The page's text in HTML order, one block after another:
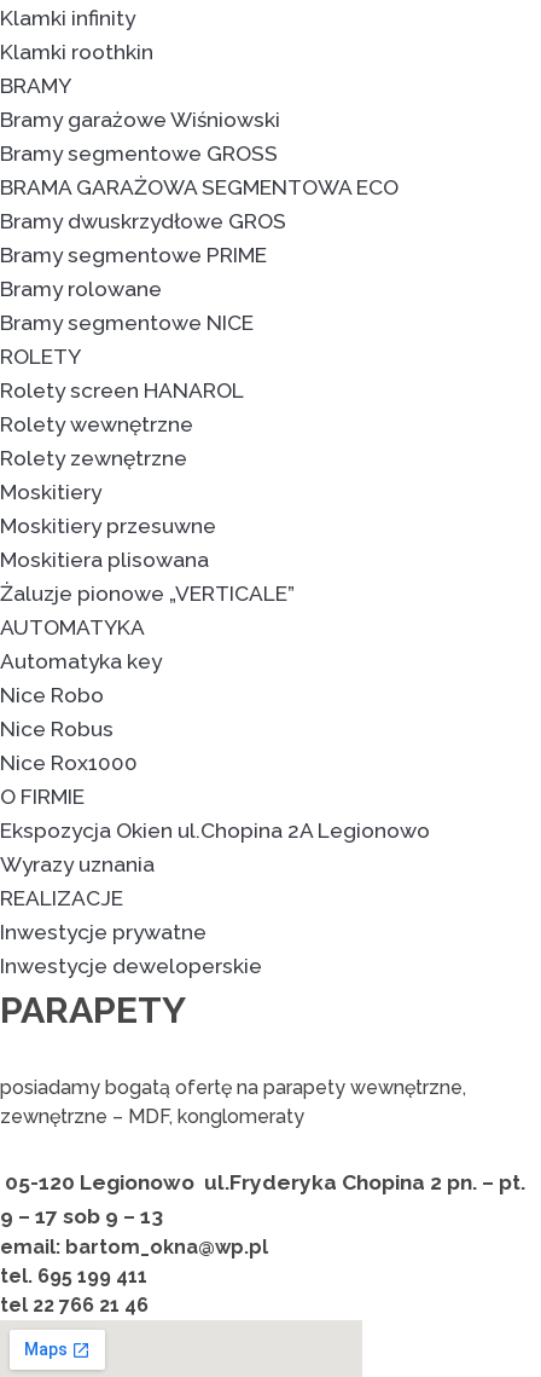
Klamki infinity
Klamki roothkin
BRAMY
Bramy garażowe Wiśniowski
Bramy segmentowe GROSS
BRAMA GARAŻOWA SEGMENTOWA ECO
Bramy dwuskrzydłowe GROS
Bramy segmentowe PRIME
Bramy rolowane
Bramy segmentowe NICE
ROLETY
Rolety screen HANAROL
Rolety wewnętrzne
Rolety zewnętrzne
Moskitiery
Moskitiery przesuwne
Moskitiera plisowana
Żaluzje pionowe „VERTICALE”
AUTOMATYKA
Automatyka key
Nice Robo
Nice Robus
Nice Rox1000
O FIRMIE
Ekspozycja Okien ul.Chopina 2A Legionowo
Wyrazy uznania
REALIZACJE
Inwestycje prywatne
Inwestycje deweloperskie
PARAPETY
posiadamy bogatą ofertę na parapety wewnętrzne,
zewnętrzne – MDF, konglomeraty
05-120 Legionowo ul.Fryderyka Chopina 2 pn. – pt.
9 – 17 sob 9 – 13
email: bartom_okna@wp.pl
tel. 695 199 411
tel 22 766 21 46